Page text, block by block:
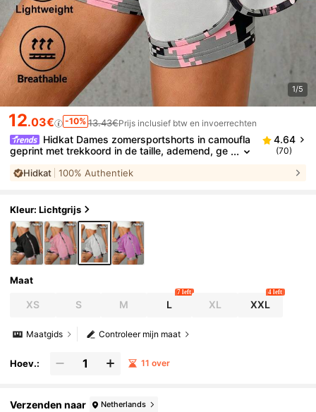
1/5
12.03€ -10% 13.43€Prijs inclusief btw en invoerrechten
Hidkat Dames zomersportshorts in camoufla
geprint met trekkoord in de taille, ademend, ge
4.64
(70)
Hidkat 100% Authentiek
Kleur: Lichtgrijs
Maat
XS S M L
7 left
XL XXL
4 left
Controleer mijn maat
Maatgids
Hoev.: 11 over
Verzenden naar Netherlands